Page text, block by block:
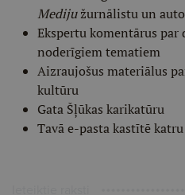
Medijužurnālistu un
Ekspertu komentārus
noderīgiem tematiem
Aizraujošus materiālus
kultūru
Gata Šļūkas karikatūru
Tavā e-pasta kastītē